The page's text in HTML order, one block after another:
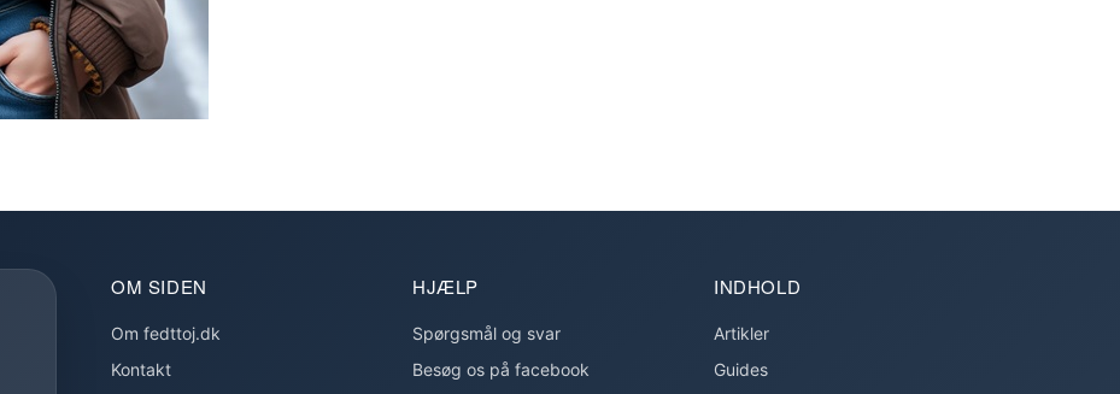
OM SIDEN
Om fedttoj.dk
Kontakt
HJÆLP
Spørgsmål og svar
Besøg os på facebook
INDHOLD
Artikler
Guides